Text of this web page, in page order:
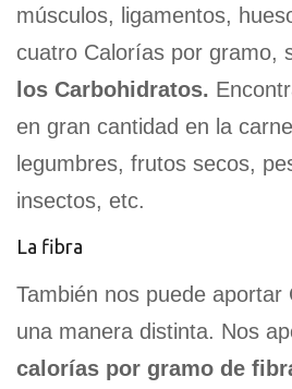
músculos, ligamentos,
cuatro Calorías por gramo,
los Carbohidratos.
en gran cantidad en la
legumbres, frutos secos,
insectos, etc.
La fibra
También nos puede
una manera distinta. Nos
calorías por gramo de